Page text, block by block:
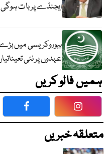
ایجنڈے پر بات
بیوروکریسی میں بڑے
عہدوں پر نئی
ہمیں فالو کریں
Facebook
متعلقہ خبریں